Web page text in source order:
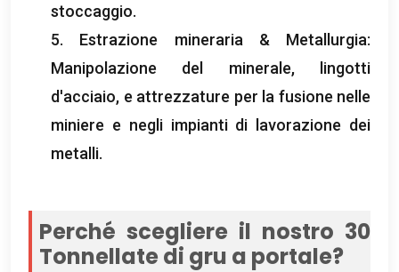
stoccaggio.
5. Estrazione mineraria & Metallurgia:
Manipolazione del minerale, lingotti
d'acciaio, e attrezzature per la fusione nelle
miniere e negli impianti di lavorazione dei
metalli.
Perché scegliere il nostro 30
Tonnellate di gru a portale?